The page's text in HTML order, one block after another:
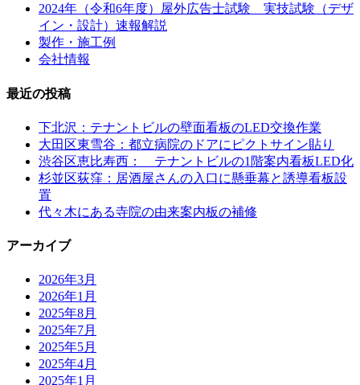
2024年（令和6年度）屋外広告士試験 実技試験（デザ
イン・設計）速報解説
製作・施工例
会社情報
最近の投稿
下北沢：テナントビルの壁面看板のLED交換作業
大田区東雪谷：都立病院のドアにピクトサイン貼り
渋谷区恵比寿西： テナントビルの1階案内看板LED化
杉並区荻窪：居酒屋さんの入口に懸垂幕と誘導看板設
置
代々木にある寺院の由来案内板の補修
アーカイブ
2026年3月
2026年1月
2025年8月
2025年7月
2025年5月
2025年4月
2025年1月